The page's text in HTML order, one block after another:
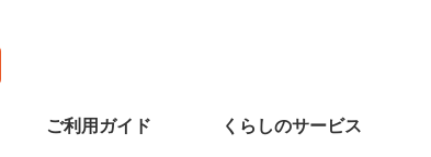
ご利用ガイド くらしのサービス